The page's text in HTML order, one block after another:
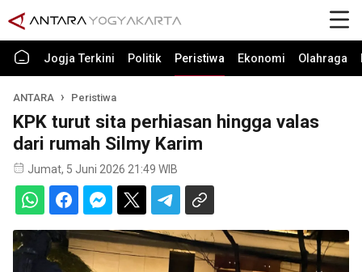
Jogja Terkini Politik Peristiwa Ekonomi Olahraga
ANTARA Peristiwa
KPK turut sita perhiasan hingga valas
dari rumah Silmy Karim
Jumat, 5 Juni 2026 21:49 WIB